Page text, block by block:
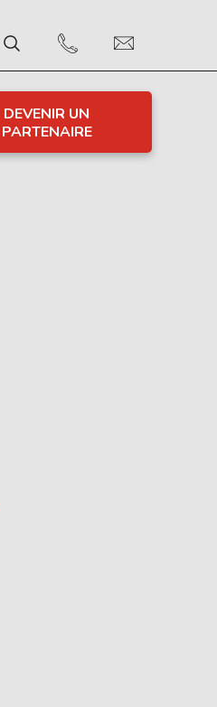
DEVENIR UN
PARTENAIRE